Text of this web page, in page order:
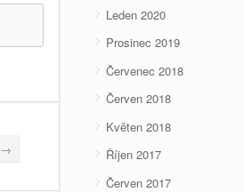
→
Leden 2020
Prosinec 2019
Červenec 2018
Červen 2018
Květen 2018
Říjen 2017
Červen 2017